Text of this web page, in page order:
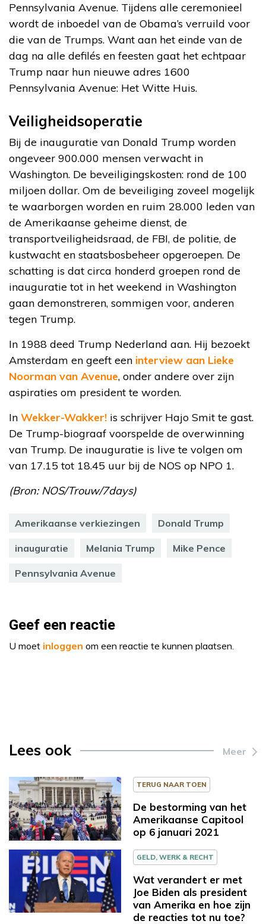
Pennsylvania Avenue. Tijdens alle ceremonieel
wordt de inboedel van de Obama’s verruild voor
die van de Trumps. Want aan het einde van de
dag na alle defilés en feesten gaat het echtpaar
Trump naar hun nieuwe adres 1600
Pennsylvania Avenue: Het Witte Huis.
Veiligheidsoperatie
Bij de inauguratie van Donald Trump worden
ongeveer 900.000 mensen verwacht in
Washington. De beveiligingskosten: rond de 100
miljoen dollar. Om de beveiliging zoveel mogelijk
te waarborgen worden en ruim 28.000 leden van
de Amerikaanse geheime dienst, de
transportveiligheidsraad, de FBI, de politie, de
kustwacht en staatsbosbeheer opgeroepen. De
schatting is dat circa honderd groepen rond de
inauguratie tot in het weekend in Washington
gaan demonstreren, sommigen voor, anderen
tegen Trump.
In 1988 deed Trump Nederland aan. Hij bezoekt
Amsterdam en geeft een interview aan Lieke
Noorman van Avenue, onder andere over zijn
aspiraties om president te worden.
In Wekker-Wakker! is schrijver Hajo Smit te gast.
De Trump-biograaf voorspelde de overwinning
van Trump. De inauguratie is live te volgen om
van 17.15 tot 18.45 uur bij de NOS op NPO 1.
(Bron: NOS/Trouw/7days)
Amerikaanse verkiezingen Donald Trump
inauguratie Melania Trump Mike Pence
Pennsylvania Avenue
Geef een reactie
U moet inloggen om een reactie te kunnen plaatsen.
Lees ook Meer
TERUG NAAR TOEN
De bestorming van het
Amerikaanse Capitool
op 6 januari 2021
GELD, WERK & RECHT
Wat verandert er met
Joe Biden als president
van Amerika en hoe zijn
de reacties tot nu toe?